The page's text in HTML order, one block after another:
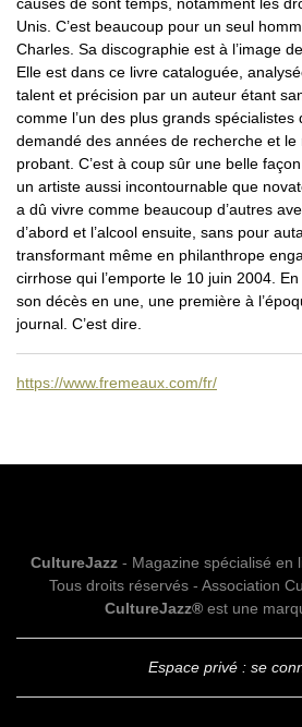
Unis. C’est beaucoup pour un seul
Charles. Sa discographie est à l’image
Elle est dans ce livre cataloguée,
talent et précision par un auteur étant
comme l’un des plus grands
demandé des années de recherche et
probant. C’est à coup sûr une belle
un artiste aussi incontournable que
a dû vivre comme beaucoup d’autres
d’abord et l’alcool ensuite, sans pour
transformant même en philanthrope
cirrhose qui l’emporte le 10 juin 2004.
son décès en une, une première à
journal. C’est dire.
https://www.fremeaux.com/fr/
CultureJazz- Magazine spécialisé en
Tous droits réservés - Association
CultureJazz®est une
Espace privé : se